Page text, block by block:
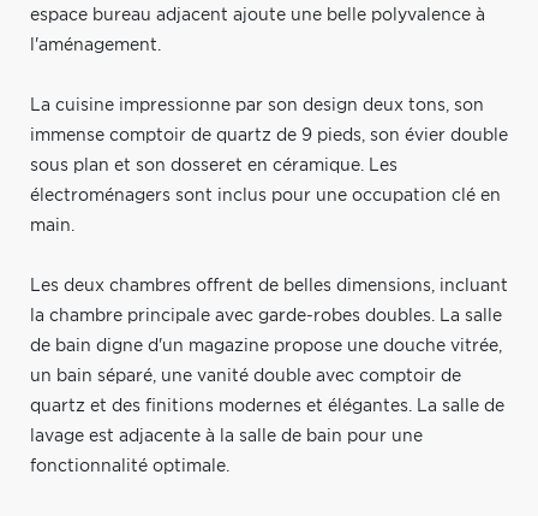
espace bureau adjacent ajoute une belle polyvalence à
l'aménagement.
La cuisine impressionne par son design deux tons, son
immense comptoir de quartz de 9 pieds, son évier double
sous plan et son dosseret en céramique. Les
électroménagers sont inclus pour une occupation clé en
main.
Les deux chambres offrent de belles dimensions, incluant
la chambre principale avec garde-robes doubles. La salle
de bain digne d'un magazine propose une douche vitrée,
un bain séparé, une vanité double avec comptoir de
quartz et des finitions modernes et élégantes. La salle de
lavage est adjacente à la salle de bain pour une
fonctionnalité optimale.